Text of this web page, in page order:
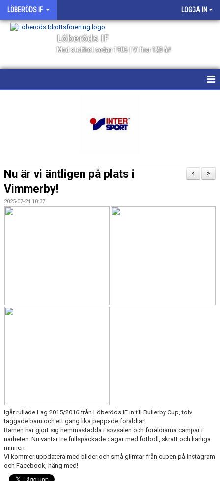
LÖBERÖDS IF LOGGA IN
Löberöds IF
Med stolthet sedan 1906 | Vi firar 120 år!
MATCHER
BILDGALLERI
STÖDMEDLEM
>
<
Nu är vi äntligen på plats i
Vimmerby!
2025-07-24 10:37
Igår rullade Lag 2015/2016 från Löberöds IF in till Bullerby Cup, tolv
taggade barn och ett gäng lika peppade föräldrar!
Barnen har gjort sig hemmastadda i sovsalen och föräldrarna campar i
närheten. Nu väntar tre fullspäckade dagar med fotboll, skratt och härliga
minnen
Vi kommer uppdatera med bilder och små glimtar från cupen på Instagram
och Facebook, häng med!